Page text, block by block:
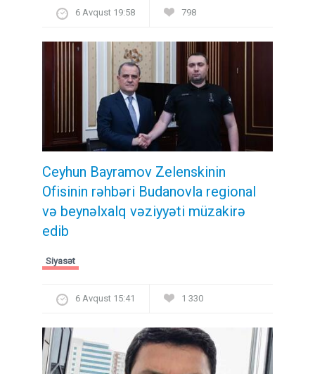
6 Avqust 19:58 798
Ceyhun Bayramov Zelenskinin
Ofisinin rəhbəri Budanovla regional
və beynəlxalq vəziyyəti müzakirə
edib
Siyasət
6 Avqust 15:41 1 330